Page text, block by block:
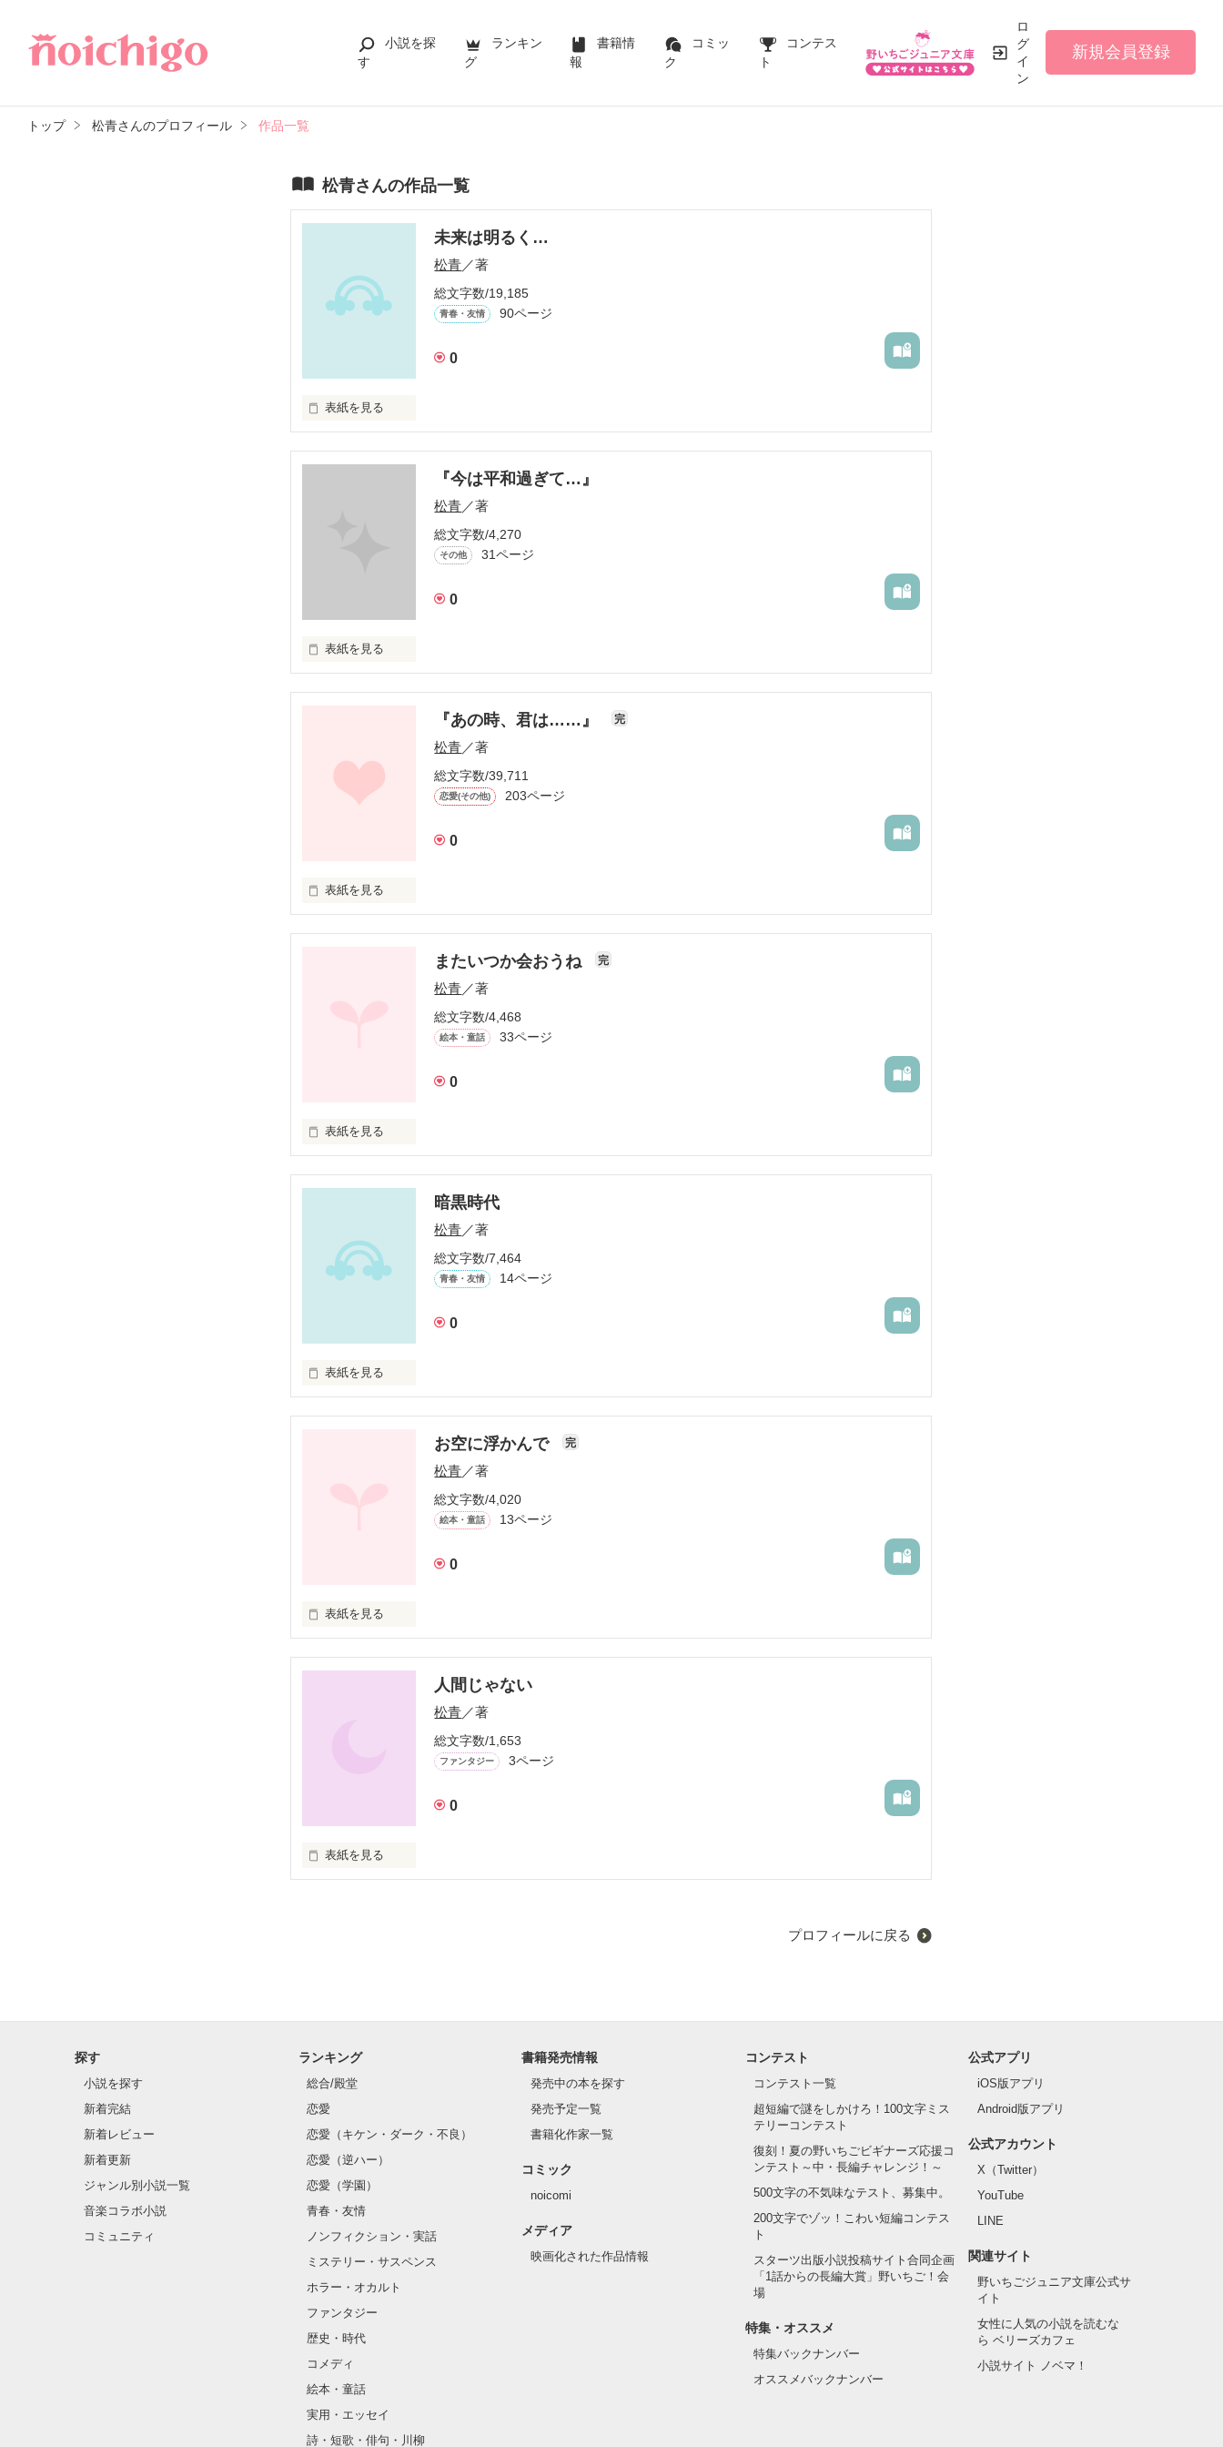
小説を探
す
ランキン
グ
書籍情
報
コミッ
ク
コンテス
ト
ロ
グ
イ
ン
新規会員登録
トップ 松青さんのプロフィール 作品一覧
松青さんの作品一覧
未来は明るく…
松青／著
総文字数/19,185
青春・友情 90ページ
0
表紙を見る
『友達』なんか"見せかけの友達"を、
『人間関係』はテキトーにしてれば、
作品を読む
『今は平和過ぎて…』
松青／著
総文字数/4,270
その他 31ページ
0
表紙を見る
平和過ぎて、俺自体ちょっとぼけている。
でも６０年以上前はそうでもなかったらしい。
多分、俺みたいな奴は、すぐ火にくるまって、御陀仏だからさ。
じじいは顔をますますくしゃくしゃにして、俺の目を見て話し始めた。
俺の知らない、非現実的な世界を……
作品を読む
『あの時、君は……』 完
松青／著
総文字数/39,711
恋愛(その他) 203ページ
0
表紙を見る
だからいつも喧嘩になって
でもなんでか付き合っていた
最初はいい遊び相手だった
またいつか会おうね 完
松青／著
総文字数/4,468
絵本・童話 33ページ
0
表紙を見る
友達もいない。
でもね、いつだったかな、僕にも友達ができる夢が眠ってた時に現れたの。
完結／０７，０７，０４
暗黒時代
松青／著
総文字数/7,464
青春・友情 14ページ
0
表紙を見る
高校なんか行っても俺の居場所なんかどーせないんだから。
俺は不良になったんだよ。
ごめんな…
お空に浮かんで 完
松青／著
総文字数/4,020
絵本・童話 13ページ
0
表紙を見る
お空に飛んでったの。
そしてね、僕の事をいつまでも
人間じゃない
松青／著
総文字数/1,653
ファンタジー 3ページ
0
表紙を見る
こんなに血、出て
あなたの痛みもわからない
プロフィールに戻る
探す
小説を探す
新着完結
新着レビュー
新着更新
ジャンル別小説一覧
音楽コラボ小説
コミュニティ
ランキング
総合/殿堂
恋愛
恋愛（キケン・ダーク・不良）
恋愛（逆ハー）
恋愛（学園）
青春・友情
ノンフィクション・実話
ミステリー・サスペンス
ホラー・オカルト
ファンタジー
歴史・時代
コメディ
絵本・童話
実用・エッセイ
詩・短歌・俳句・川柳
書籍発売情報
発売中の本を探す
発売予定一覧
書籍化作家一覧
コミック
noicomi
メディア
映画化された作品情報
コンテスト
コンテスト一覧
超短編で謎をしかけろ！100文字ミス
テリーコンテスト
復刻！夏の野いちごビギナーズ応援コ
ンテスト～中・長編チャレンジ！～
500文字の不気味なテスト、募集中。
200文字でゾッ！こわい短編コンテス
ト
スターツ出版小説投稿サイト合同企画
「1話からの長編大賞」野いちご！会
場
特集・オススメ
特集バックナンバー
オススメバックナンバー
公式アプリ
iOS版アプリ
Android版アプリ
公式アカウント
X（Twitter）
YouTube
LINE
関連サイト
野いちごジュニア文庫公式サ
イト
女性に人気の小説を読むな
ら ベリーズカフェ
小説サイト ノベマ！